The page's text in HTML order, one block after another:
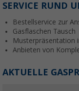
SERVICE RUND
Bestellservice zur
Gasflaschen Tausch
Musterpräsentation
Anbieten von
AKTUELLE